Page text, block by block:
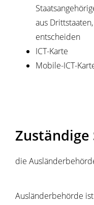
aus
entscheiden
ICT-Karte
Mobile-ICT-
Zuständige
die
Ausländerbehörde ist